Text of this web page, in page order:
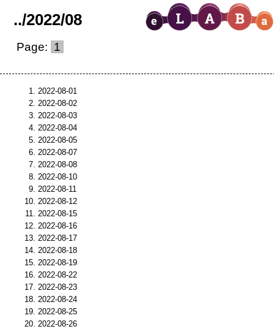
../2022/08
Page: 1
2022-08-01
2022-08-02
2022-08-03
2022-08-04
2022-08-05
2022-08-07
2022-08-08
2022-08-10
2022-08-11
2022-08-12
2022-08-15
2022-08-16
2022-08-17
2022-08-18
2022-08-19
2022-08-22
2022-08-23
2022-08-24
2022-08-25
2022-08-26